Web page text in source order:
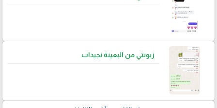
زبونتي من البعينة نجيدات